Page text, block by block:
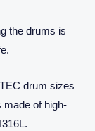
the drums is
drum sizes
made of high-